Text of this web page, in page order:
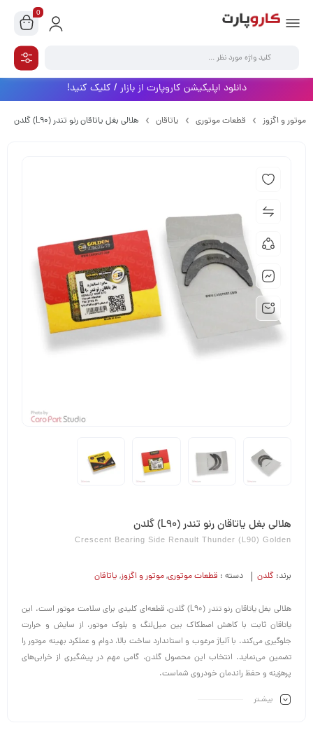
0
دانلود اپلیکیشن کاروپارت از بازار / کلیک کنید!
موتور و اگزوز قطعات موتوری یاتاقان هلالی بغل یاتاقان رنو تندر (L90) گلدن
هلالی بغل یاتاقان رنو تندر (L90) گلدن
Crescent Bearing Side Renault Thunder (L90) Golden
برند: گلدن دسته : قطعات موتوری,موتور و اگزوز, یاتاقان
هلالی بغل یاتاقان رنو تندر (L90) گلدن، قطعه‌ای کلیدی برای سلامت موتور است. این
یاتاقان ثابت با کاهش اصطکاک بین میل‌لنگ و بلوک موتور، از سایش و حرارت
جلوگیری می‌کند. با آلیاژ مرغوب و استاندارد ساخت بالا، دوام و عملکرد بهینه موتور را
تضمین می‌نماید. انتخاب این محصول گلدن، گامی مهم در پیشگیری از خرابی‌های
پرهزینه و حفظ راندمان خودروی شماست.
بیشـتر